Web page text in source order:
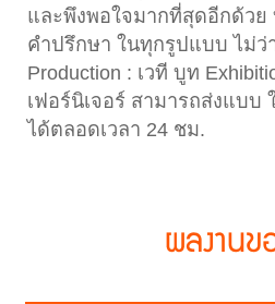
และพึงพอใจมากที่สุดอีกด้วย
คำปรึกษา ในทุกรูปแบบ ไม่ว่
Production : เวที บูท
เฟอร์นิเจอร์ สามารถส่งแบบ
ได้ตลอดเวลา 24 ชม.
ผลงานขอ